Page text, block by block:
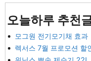
오늘하루 추천
모그원 전기모기채 효과
렉서스 7월 프로모션 할